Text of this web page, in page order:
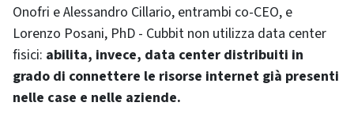
Onofri e Alessandro Cillario, entrambi co-CEO, e
Lorenzo Posani, PhD - Cubbit non utilizza data center
fisici: abilita, invece, data center distribuiti in
grado di connettere le risorse internet già presenti
nelle case e nelle aziende.